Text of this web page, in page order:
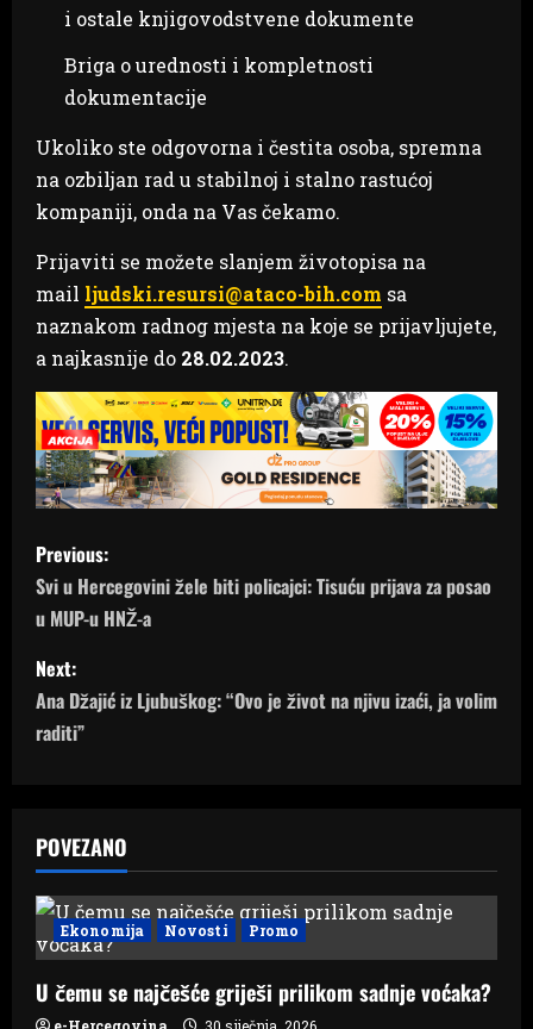
i ostale knjigovodstvene dokumente
Briga o urednosti i kompletnosti
dokumentacije
Ukoliko ste odgovorna i čestita osoba, spremna
na ozbiljan rad u stabilnoj i stalno rastućoj
kompaniji, onda na Vas čekamo.
Prijaviti se možete slanjem životopisa na
mail ljudski.resursi@ataco-bih.com sa
naznakom radnog mjesta na koje se prijavljujete,
a najkasnije do 28.02.2023.
P
o
s
t
n
v
i
g
a
Previous:
Svi u Hercegovini žele biti policajci: Tisuću prijava za posao
u MUP-u HNŽ-a
Next:
Ana Džajić iz Ljubuškog: “Ovo je život na njivu izaći, ja volim
raditi”
POVEZANO
Ekonomija Novosti Promo
U čemu se najčešće griješi prilikom sadnje voćaka?